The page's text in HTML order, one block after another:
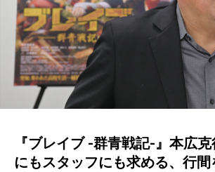
『ブレイブ -群青戦記-』本広
にもスタッフにも求める、行間